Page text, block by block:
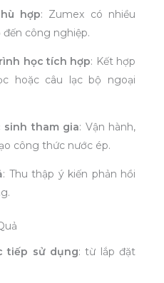
hợp: Zumex có nhiều
công nghiệp.
học tích hợp: Kết hợp
hoặc câu lạc bộ ngoại
sinh tham gia: Vận hành,
công thức nước ép.
: Thu thập ý kiến phản hồi
tiếp sử dụng: từ lắp đặt